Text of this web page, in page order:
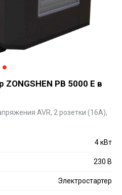
PB 5000 E в
AVR, 2 розетки (16A),
4 кВт
230 В
Электростартер